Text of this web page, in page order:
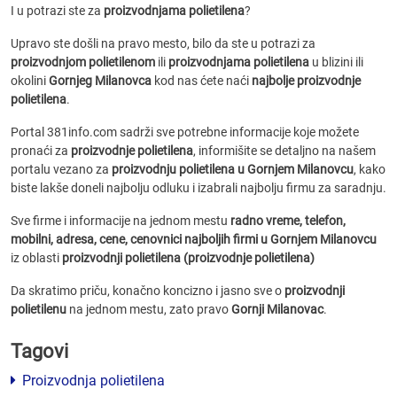
I u potrazi ste za proizvodnjama polietilena?
Upravo ste došli na pravo mesto, bilo da ste u potrazi za
proizvodnjom polietilenom ili proizvodnjama polietilena u blizini ili
okoliniGornjeg Milanovca kod nas ćete naći najbolje proizvodnje
polietilena.
Portal 381info.com sadrži sve potrebne informacije koje možete
pronaći za proizvodnje polietilena, informišite se detaljno na našem
portalu vezano za proizvodnju polietilena u Gornjem Milanovcu, kako
biste lakše doneli najbolju odluku i izabrali najbolju firmu za saradnju.
Sve firme i informacije na jednom mestu radno vreme, telefon,
mobilni, adresa, cene, cenovnici najboljih firmi u Gornjem Milanovcu
iz oblasti proizvodnji polietilena (proizvodnje polietilena)
Da skratimo priču, konačno koncizno i jasno sve o proizvodnji
polietilenu na jednom mestu, zato pravoGornji Milanovac.
Tagovi
Proizvodnja polietilena